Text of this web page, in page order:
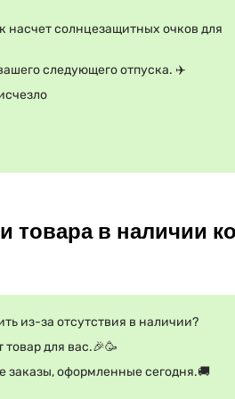
насчет солнцезащитных очков для
следующего отпуска. ✈️
товара в наличии
из-за отсутствия в наличии?
для вас.🎉🥳
заказы, оформленные сегодня.🚚